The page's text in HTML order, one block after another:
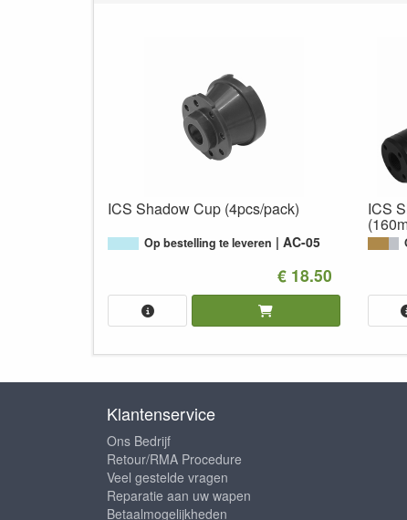
ICS Shadow Cup (4pcs/pack)
Op bestelling te leveren AC-05
€ 18.50
ICS
Klantenservice
Ons Bedrijf
Retour/RMA Procedure
Veel gestelde vragen
Reparatie aan uw wapen
Betaalmogelijkheden